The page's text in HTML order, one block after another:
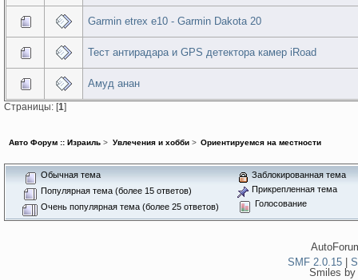
Garmin etrex e10 - Garmin Dakota 20
Тест антирадарa и GPS детектора камер iRoad
Амуд анан
Страницы: [1]
Авто Форум :: Израиль > Увлечения и хобби> Ориентируемся на местности
Обычная тема
Популярная тема (более 15 ответов)
Очень популярная тема (более 25 ответов)
Заблокированная тема
Прикрепленная тема
Голосование
SMF 2.0.15
Smiles